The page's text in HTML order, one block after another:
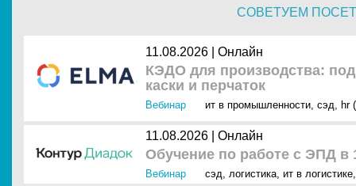
СОВЕТУЕМ
11.08.2026 | Онлайн
КЭДО для производства:
каски и перчаток
Вебинар ит в промышленности, сэд, hr
11.08.2026 | Онлайн
Обучение по работе с ЭПД в
Вебинар сэд, логистика, ит в логистике